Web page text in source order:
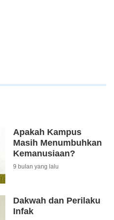
Apakah Kampus
Masih Menumbuhkan
Kemanusiaan?
9 bulan yang lalu
Dakwah dan Perilaku
Infak